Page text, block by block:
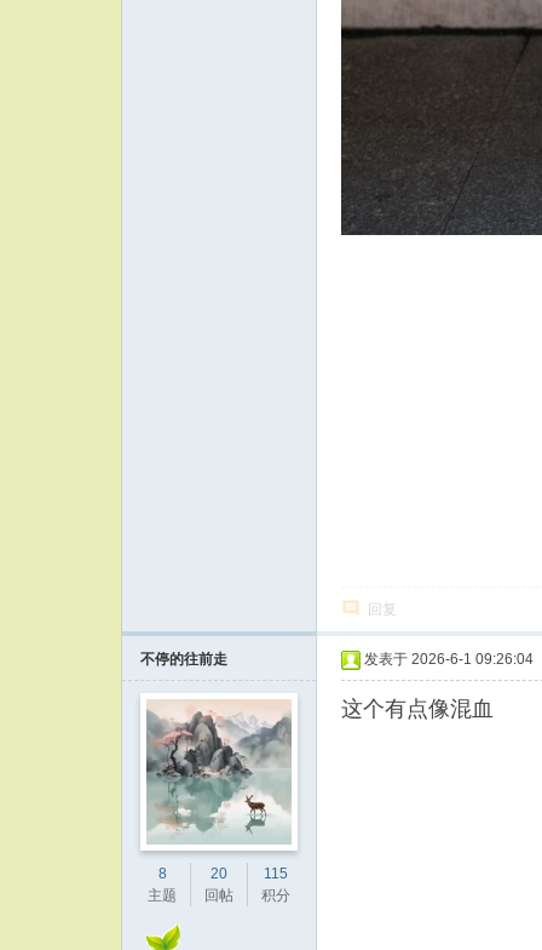
回复
不停的往前走
8
主题
20
回帖
115
积分
发表于 2026-6-1 09:26:04
这个有点像混血